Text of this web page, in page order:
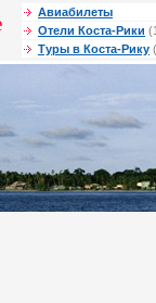
Авиабилеты
Отели Коста-Рики
Туры в Коста-Рику